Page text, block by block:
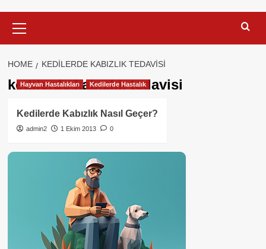
Menu
HOME KEDILERDE KABIZLIK TEDAVISI
kedilerde kabızlık tedavisi
Hayvan Hastalıkları Kedilerde Hastalık
Kedilerde Kabızlık Nasıl Geçer?
admin2 1 Ekim 2013 0